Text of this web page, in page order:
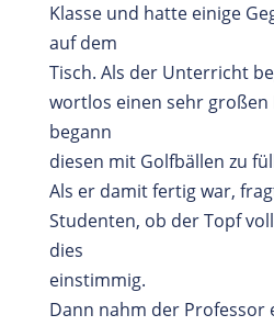
Klasse und hatte einige
auf dem
Tisch. Als der Unterricht
wortlos einen sehr
begann
diesen mit Golfbällen zu
Als er damit fertig war,
Studenten, ob der Topf
dies
einstimmig.
Dann nahm der Professor